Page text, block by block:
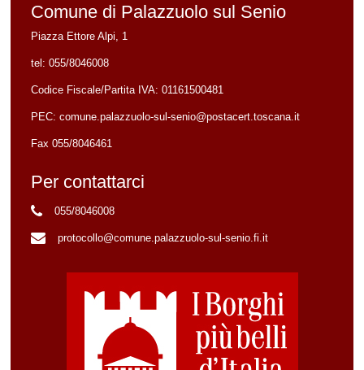
Comune di Palazzuolo sul Senio
Piazza Ettore Alpi, 1
tel: 055/8046008
Codice Fiscale/Partita IVA: 01161500481
PEC: comune.palazzuolo-sul-senio@postacert.toscana.it
Fax 055/8046461
Per contattarci
055/8046008
protocollo@comune.palazzuolo-sul-senio.fi.it